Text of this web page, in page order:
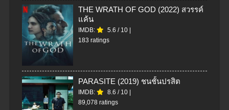
THE WRATH OF GOD (2022) สวรรค์
แค้น
IMDB: 5.6 / 10 |
183 ratings
PARASITE (2019) ชนชั้นปรสิต
IMDB: 8.6 / 10 |
89,078 ratings